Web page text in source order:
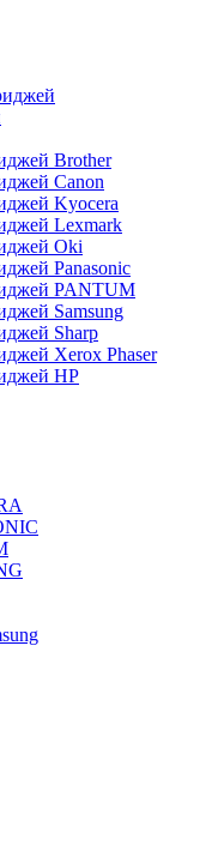
Brother
Canon
Kyocera
Lexmark
Oki
Panasonic
PANTUM
Samsung
Sharp
Xerox Phaser
НР